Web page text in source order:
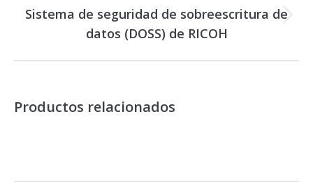
Proyecto
siguiente
Sistema de seguridad de sobreescritura de
datos (DOSS) de RICOH
Productos relacionados